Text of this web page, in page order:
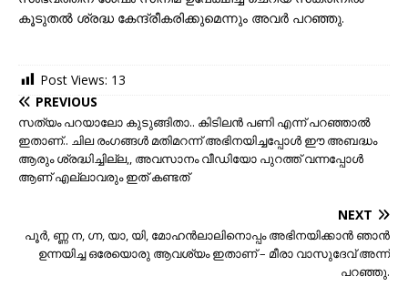
കൂടുതൽ ശ്രദ്ധ കേന്ദ്രീകരിക്കുമെന്നും അവർ പറഞ്ഞു.
Post Views: 13
PREVIOUS
സത്യം പറയാലോ കുടുങ്ങിതാ.. കിടിലന്‍ പണി എന്ന് പറഞ്ഞാല്‍
ഇതാണ്.. ചില രംഗങ്ങള്‍ മതിമറന്ന് അഭിനയിച്ചപ്പോള്‍ ഈ അബദ്ധം
ആരും ശ്രദ്ധിച്ചില്ല,, അവസാനം വീഡിയോ പുറത്ത് വന്നപ്പോള്‍
ആണ് എല്ലാവരും ഇത് കണ്ടത്
NEXT
പൂർ, ണ്ണ ന, ഗ്ന, യാ, യി, മോഹൻലാലിനൊപ്പം അഭിനയിക്കാന്‍ ഞാൻ
ഉന്നയിച്ച ഒരേയൊരു ആവശ്യം ഇതാണ് – മീരാ വാസുദേവ് അന്ന്
പറഞ്ഞു.